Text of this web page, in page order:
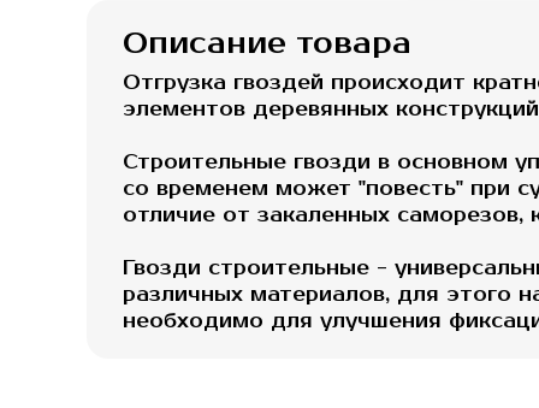
Описание товара
Отгрузка гвоздей происходит
элементов деревянных
Строительные гвозди в основном
со временем может "повесть" при
отличие от закаленных саморезов,
Гвозди строительные -
различных материалов, для этого
необходимо для улучшения